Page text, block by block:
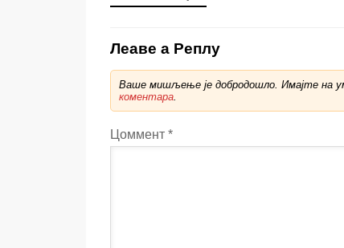
Леаве а Реплy
Ваше мишљење је добродошло. Имајте на
коментара
Цоммент *